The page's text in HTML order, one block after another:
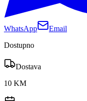
WhatsApp
Email
Dostupno
Dostava
10 KM